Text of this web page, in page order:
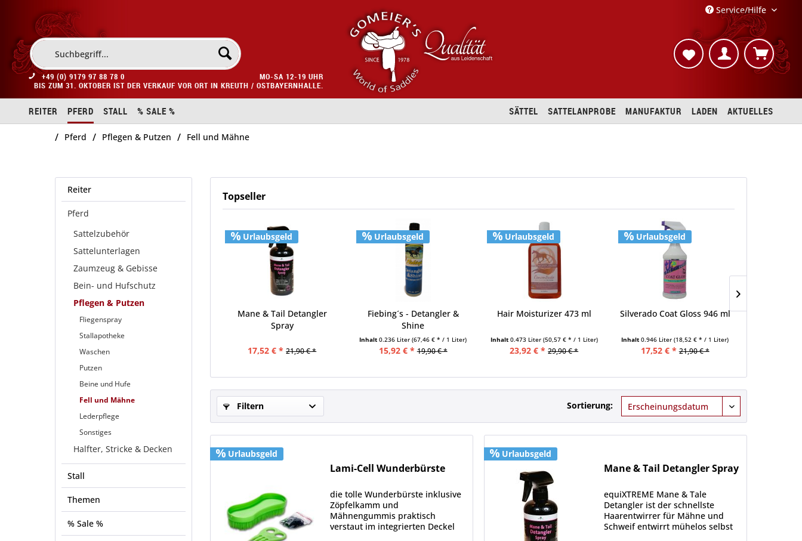
Service/Hilfe
+49 (0) 9179 97 88 78 0
MO-SA 12-19 UHR
BIS ZUM 31. OKTOBER IST DER VERKAUF VOR ORT IN KREUTH / OSTBAYERNHALLE.
REITER PFERD STALL % SALE % AKTUELLES
LADEN
MANUFAKTUR
SATTELANPROBE
SÄTTEL
/ Pferd / Pflegen & Putzen / Fell und Mähne
Reiter
Pferd
Sattelzubehör
Sattelunterlagen
Zaumzeug & Gebisse
Bein- und Hufschutz
Pflegen & Putzen
Fliegenspray
Stallapotheke
Waschen
Putzen
Beine und Hufe
Fell und Mähne
Lederpflege
Sonstiges
Halfter, Stricke & Decken
Stall
Themen
% Sale %
Topseller
Urlaubsgeld
Mane & Tail Detangler
Spray
17,52 € * 21,90 € *
Urlaubsgeld
Fiebing´s - Detangler &
Shine
Inhalt0.236 Liter(67,46 € * / 1 Liter)
15,92 € * 19,90 € *
Urlaubsgeld
Hair Moisturizer 473 ml
Inhalt 0.473 Liter (50,57 € * / 1 Liter)
23,92 € * 29,90 € *
Urlaubsgeld
Silverado Coat Gloss 946 ml
Inhalt0.946 Liter(18,52 € * / 1 Liter)
17,52 € * 21,90 € *
Filtern Sortierung:
Urlaubsgeld
Lami-Cell Wunderbürste
die tolle Wunderbürste inklusive
Zöpfelkamm und
Mähnengummis praktisch
verstaut im integrierten Deckel
Urlaubsgeld
Mane & Tail Detangler Spray
equiXTREME Mane & Tale
Detangler ist der schnellste
Haarentwirrer für Mähne und
Schweif entwirrt mühelos selbst